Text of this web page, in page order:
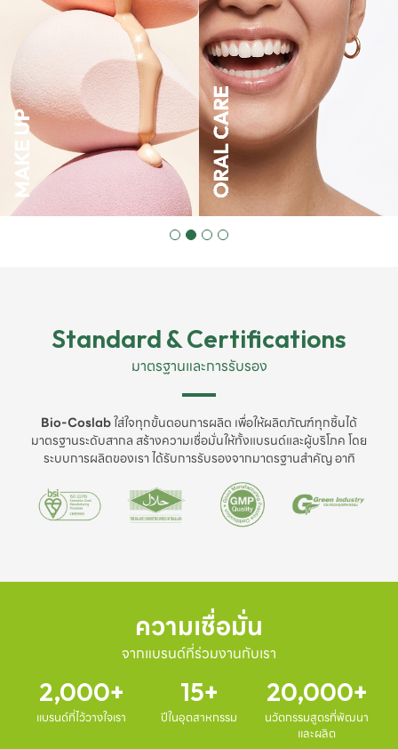
Standard & Certifications
มาตรฐานและการรับรอง
Bio-Coslabใส่ใจทุกขั้นตอนการผลิต เพื่อให้ผลิตภัณฑ์ทุกชิ้นได้
มาตรฐานระดับสากล สร้างความเชื่อมั่นให้ทั้งแบรนด์และผู้บริโภค โดย
ระบบการผลิตของเรา ได้รับการรับรองจากมาตรฐานสำคัญ อาทิ
ความเชื่อมั่น
จากแบรนด์ที่ร่วมงานกับเรา
2,000
แบรนด์ที่ไว้วางใจเรา
15
ปีในอุตสาหกรรม
20,000
นวัตกรรมสูตรที่พัฒนา
และผลิต